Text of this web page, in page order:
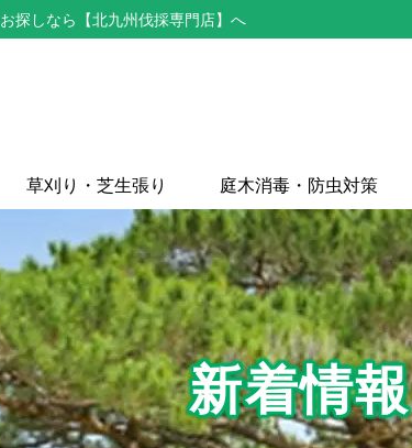
探しなら【北九州伐採専門店】へ
草刈り・芝生張り 庭木消毒・防虫対策
新着情報